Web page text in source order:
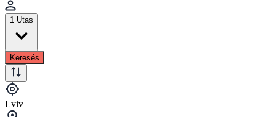
1 Utas
Keresés
Lviv